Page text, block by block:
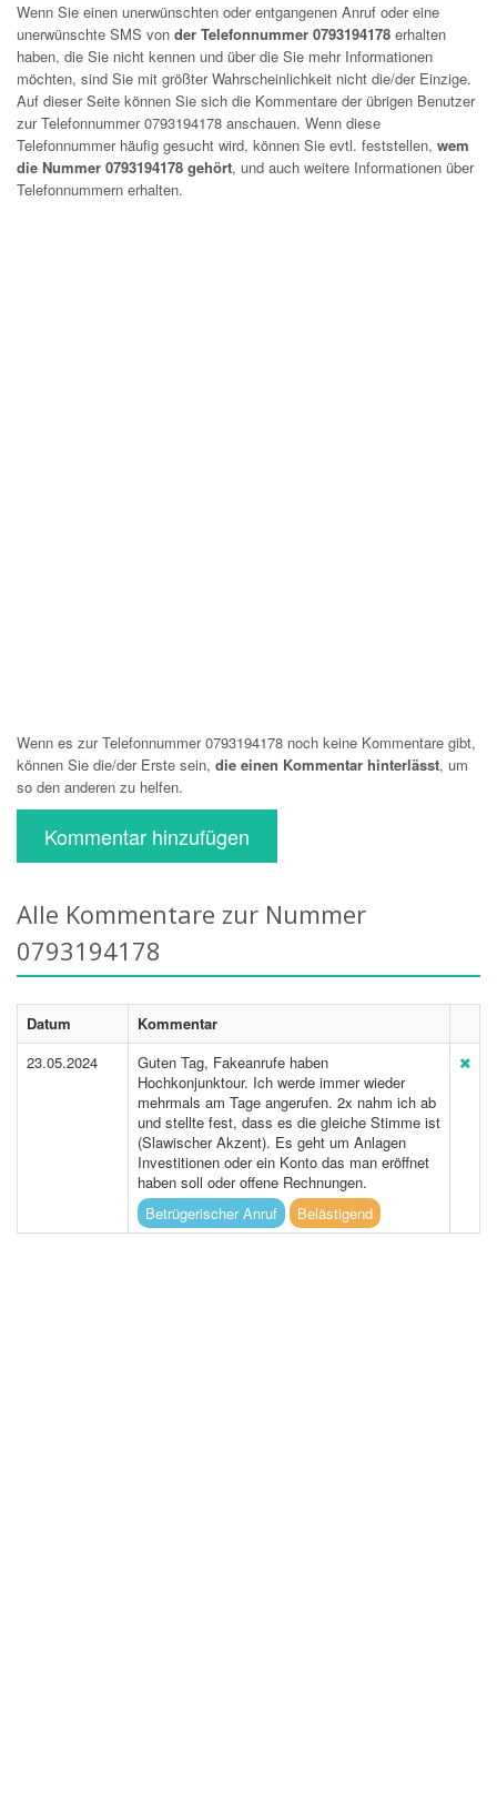
Wenn Sie einen unerwünschten oder entgangenen Anruf oder eine
unerwünschte SMS von der Telefonnummer 0793194178 erhalten
haben, die Sie nicht kennen und über die Sie mehr Informationen
möchten, sind Sie mit größter Wahrscheinlichkeit nicht die/der Einzige.
Auf dieser Seite können Sie sich die Kommentare der übrigen Benutzer
zur Telefonnummer0793194178 anschauen. Wenn diese
Telefonnummer häufig gesucht wird, können Sie evtl. feststellen, wem
die Nummer 0793194178 gehört, und auch weitere Informationen über
Telefonnummern erhalten.
Wenn es zur Telefonnummer 0793194178 noch keine Kommentare gibt,
können Sie die/der Erste sein, die einen Kommentar hinterlässt, um
so den anderen zu helfen.
Kommentar hinzufügen
Alle Kommentare zur Nummer
0793194178
Datum
Kommentar
23.05.2024
Guten Tag, Fakeanrufe haben
Hochkonjunktour. Ich werde immer wieder
mehrmals am Tage angerufen. 2x nahm ich ab
und stellte fest, dass es die gleiche Stimme ist
(Slawischer Akzent). Es geht um Anlagen
Investitionen oder ein Konto das man eröffnet
haben soll oder offene Rechnungen.
Betrügerischer Anruf
Belästigend